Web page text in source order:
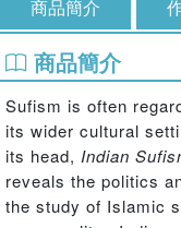
商品簡介
商品簡介
Sufism is often
its wider cultural
its head, Indian
reveals the politics
the study of Islamic